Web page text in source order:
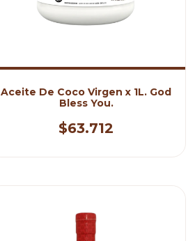
Aceite De Coco Virgen x 1L. God
Bless You.
$63.712